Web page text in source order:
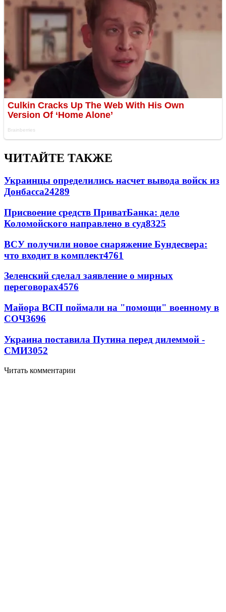
ЧИТАЙТЕ ТАКЖЕ
Украинцы определились насчет вывода войск из
Донбасса24289
Присвоение средств ПриватБанка: дело
Коломойского направлено в суд8325
ВСУ получили новое снаряжение Бундесвера:
что входит в комплект4761
Зеленский сделал заявление о мирных
переговорах4576
Майора ВСП поймали на "помощи" военному в
СОЧ3696
Украина поставила Путина перед дилеммой -
СМИ3052
Читать комментарии